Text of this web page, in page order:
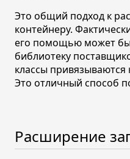
Это общий подход к
контейнеру.
его помощью может
библиотеку
классы привязываются
Это отличный способ
Расширение